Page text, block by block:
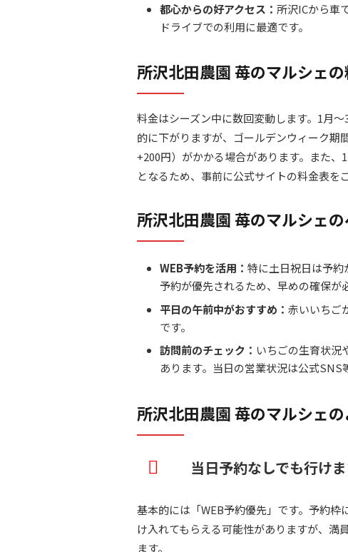
都心からの好アクセス： 所沢ICから車
ドライブでの利用に最適です。
所沢北田農園 苺のマルシェ
料金はシーズン中に数回変動します。1月
的に下がりますが、ゴールデンウィーク期
+200円）がかかる場合があります。また、
となるため、事前に公式サイトの料金表を
所沢北田農園 苺のマルシェ
WEB予約を活用： 特に土日祝日は予約
予約が優先されるため、早めの確保が
平日の午前中がおすすめ： 赤いいちご
です。
訪問前のチェック： いちごの生育状況
あります。当日の営業状況は公式SNS
所沢北田農園 苺のマルシェ
当日予約なしでも行け
基本的には「WEB予約優先」です。予約
け入れてもらえる可能性がありますが、満
ます。